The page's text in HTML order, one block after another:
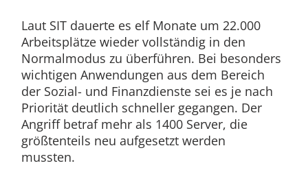
Laut SIT dauerte es elf Monate um 22.000
Arbeitsplätze wieder vollständig in den
Normalmodus zu überführen. Bei besonders
wichtigen Anwendungen aus dem Bereich
der Sozial- und Finanzdienste sei es je nach
Priorität deutlich schneller gegangen. Der
Angriff betraf mehr als 1400 Server, die
größtenteils neu aufgesetzt werden
mussten.